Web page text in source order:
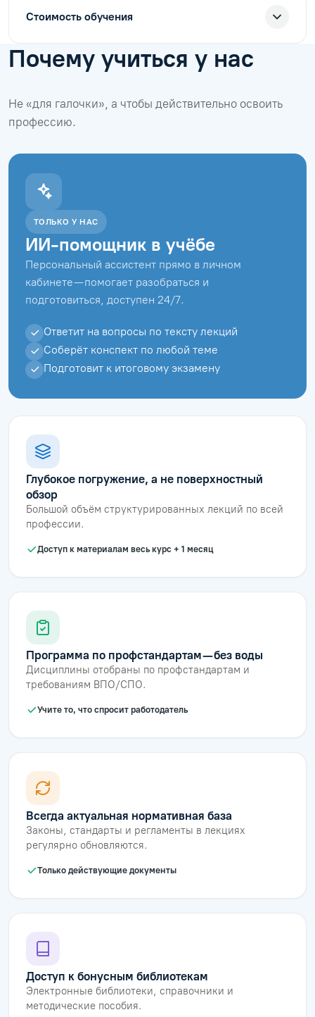
Стоимость обучения
Почему учиться у нас
Не «для галочки», а чтобы действительно освоить
профессию.
ТОЛЬКО У НАС
ИИ-помощник в учёбе
Персональный ассистент прямо в личном
кабинете — помогает разобраться и
подготовиться, доступен 24/7.
Ответит на вопросы по тексту лекций
Соберёт конспект по любой теме
Подготовит к итоговому экзамену
Глубокое погружение, а не поверхностный
обзор
Большой объём структурированных лекций по всей
профессии.
Доступ к материалам весь курс + 1 месяц
Программа по профстандартам — без воды
Дисциплины отобраны по профстандартам и
требованиям ВПО/СПО.
Учите то, что спросит работодатель
Всегда актуальная нормативная база
Законы, стандарты и регламенты в лекциях
регулярно обновляются.
Только действующие документы
Доступ к бонусным библиотекам
Электронные библиотеки, справочники и
методические пособия.